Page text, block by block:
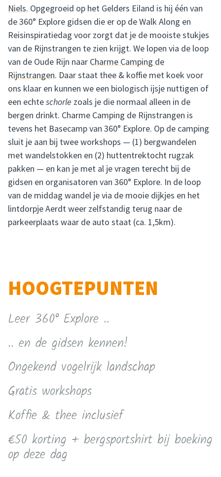
Niels. Opgegroeid op het Gelders Eiland is hij één van
de 360° Explore gidsen die er op de Walk Along en
Reisinspiratiedag voor zorgt dat je de mooiste stukjes
van de Rijnstrangen te zien krijgt. We lopen via de loop
van de Oude Rijn naar Charme Camping de
Rijnstrangen. Daar staat thee & koffie met koek voor
ons klaar en kunnen we een biologisch ijsje nuttigen of
een echteschorle zoals je die normaal alleen in de
bergen drinkt. Charme Camping de Rijnstrangen is
tevens het Basecamp van 360° Explore. Op de camping
sluit je aan bij twee workshops — (1) bergwandelen
met wandelstokken en (2) huttentrektocht rugzak
pakken — en kan je met al je vragen terecht bij de
gidsen en organisatoren van 360° Explore. In de loop
van de middag wandel je via de mooie dijkjes en het
lintdorpje Aerdt weer zelfstandig terug naar de
parkeerplaats waar de auto staat (ca. 1,5km).
HOOGTEPUNTEN
Leer 360° Explore ..
.. en de gidsen kennen!
Ongekend vogelrijk landschap
Gratis workshops
Koffie & thee inclusief
€50 korting + bergsportshirt bij boeking
op deze dag